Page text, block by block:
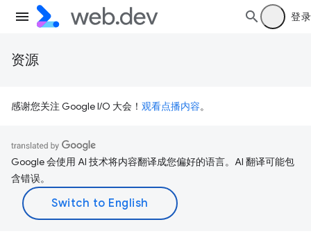
登录
资源
感谢您关注 Google I/O 大会！ 观看点播内容。
Google 会使用 AI 技术将内容翻译成您偏好的语言。AI 翻译可能包
含错误。